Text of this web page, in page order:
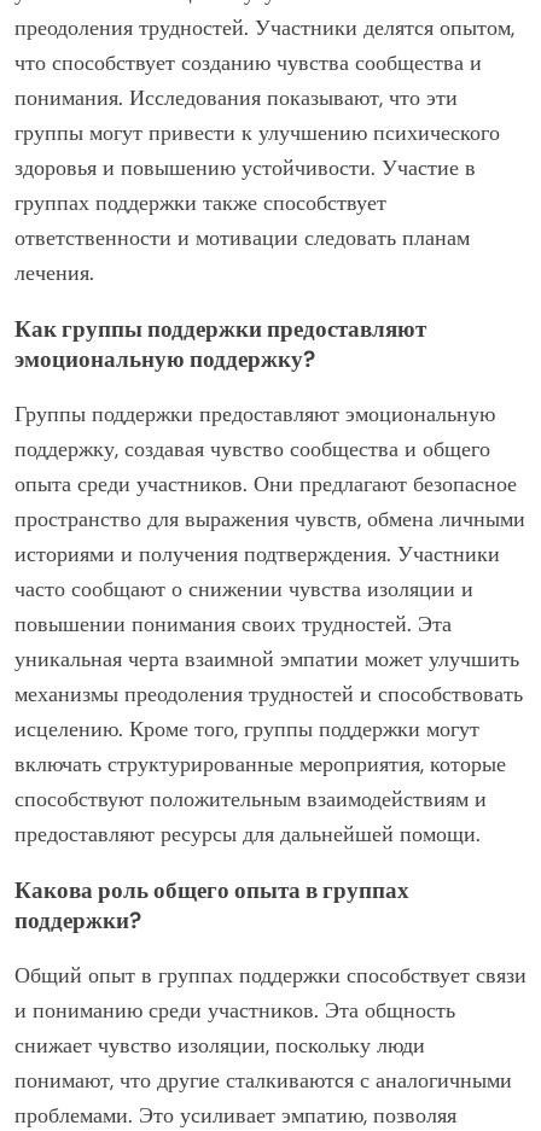
преодоления трудностей. Участники делятся опытом,
что способствует созданию чувства сообщества и
понимания. Исследования показывают, что эти
группы могут привести к улучшению психического
здоровья и повышению устойчивости. Участие в
группах поддержки также способствует
ответственности и мотивации следовать планам
лечения.
Как группы поддержки предоставляют
эмоциональную поддержку?
Группы поддержки предоставляют эмоциональную
поддержку, создавая чувство сообщества и общего
опыта среди участников. Они предлагают безопасное
пространство для выражения чувств, обмена личными
историями и получения подтверждения. Участники
часто сообщают о снижении чувства изоляции и
повышении понимания своих трудностей. Эта
уникальная черта взаимной эмпатии может улучшить
механизмы преодоления трудностей и способствовать
исцелению. Кроме того, группы поддержки могут
включать структурированные мероприятия, которые
способствуют положительным взаимодействиям и
предоставляют ресурсы для дальнейшей помощи.
Какова роль общего опыта в группах
поддержки?
Общий опыт в группах поддержки способствует связи
и пониманию среди участников. Эта общность
снижает чувство изоляции, поскольку люди
понимают, что другие сталкиваются с аналогичными
проблемами. Это усиливает эмпатию, позволяя